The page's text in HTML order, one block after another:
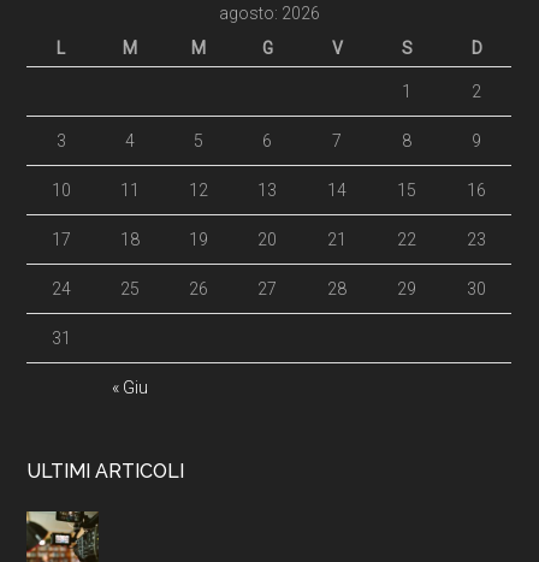
agosto: 2026
L
M M G V S D
« Giu
1 2
3 4 5 6 7 8 9
10 11 12 13 14 15 16
17 18 19 20 21 22 23
24 25 26 27 28 29 30
31
ULTIMI ARTICOLI